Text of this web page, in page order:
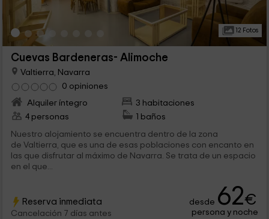
12 Fotos
Cuevas Bardeneras- Alimoche
Valtierra, Navarra
0 opiniones
Alquiler íntegro
3 habitaciones
4 personas
1 baños
Nuestro alojamiento se encuentra dentro de la zona
de Valtierra, que es una de esas poblaciones con encanto en
las que disfrutar al máximo de Navarra. Se trata de un espacio
en el que...
Reserva inmediata
Cancelación 7 días antes
desde 62€
persona y noche